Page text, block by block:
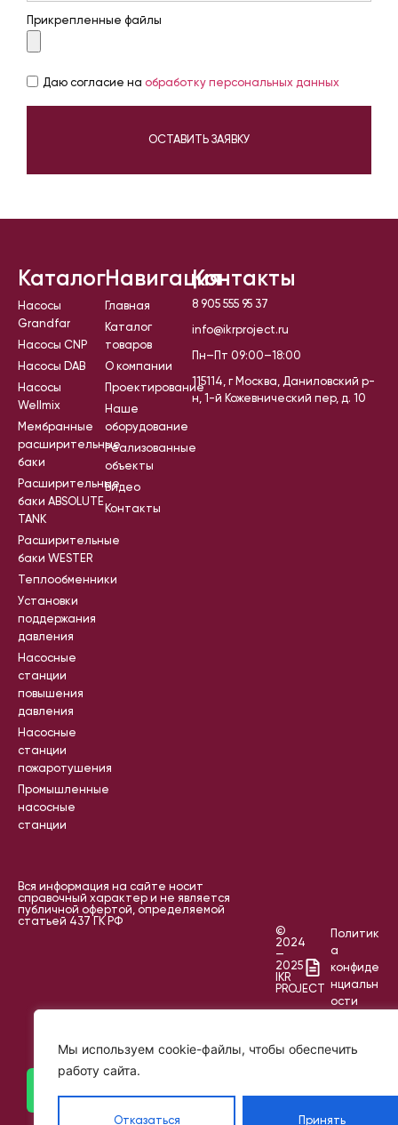
Мы используем cookie-файлы, чтобы обеспечить
работу сайта.
Отказаться Принять
Прикрепленные файлы
Даю согласие на обработку персональных данных
ОСТАВИТЬ ЗАЯВКУ
Каталог
Насосы
Grandfar
Насосы CNP
Насосы DAB
Насосы
Wellmix
Мембранные
расширительные
баки
Расширительные
баки ABSOLUTE
TANK
Расширительные
баки WESTER
Теплообменники
Установки
поддержания
давления
Насосные
станции
повышения
давления
Насосные
станции
пожаротушения
Промышленные
насосные
станции
Навигация
Главная
Каталог
товаров
О компании
Проектирование
Наше
оборудование
Реализованные
объекты
Видео
Контакты
Контакты
8 905 555 95 37
info@ikrproject.ru
Пн–Пт 09:00–18:00
115114, г Москва, Даниловский р-
н, 1-й Кожевнический пер, д. 10
Вся информация на сайте носит
справочный характер и не является
публичной офертой, определяемой
статьей 437 ГК РФ
©
2024
—
2025
IKR
PROJECT
Политик
а
конфиде
нциальн
ости
ое